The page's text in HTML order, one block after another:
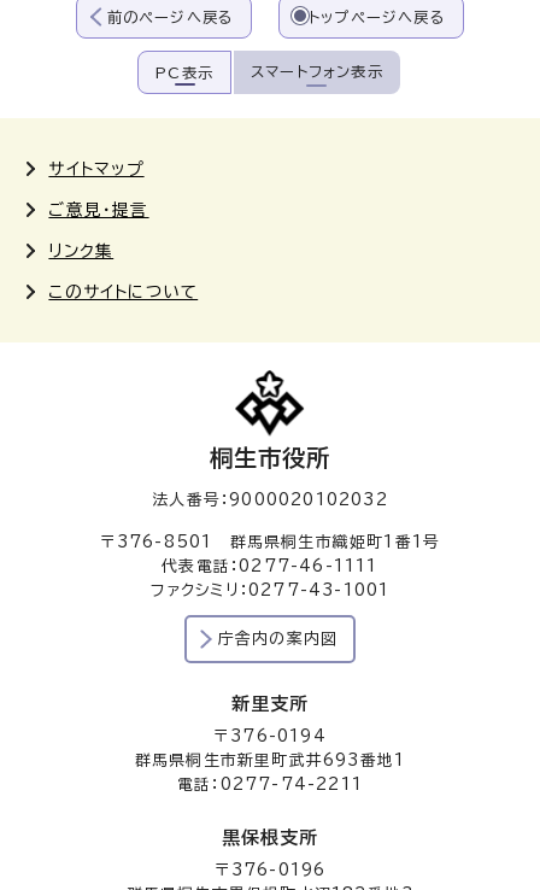
前のページへ戻る トップページへ戻る
PC表示 スマートフォン表示
サイトマップ
ご意見・提言
リンク集
このサイトについて
桐生市役所
法人番号：9000020102032
〒376-8501 群馬県桐生市織姫町1番1号
代表電話：0277-46-1111
ファクシミリ：0277-43-1001
庁舎内の案内図
新里支所
〒376-0194
群馬県桐生市新里町武井693番地1
電話：0277-74-2211
黒保根支所
〒376-0196